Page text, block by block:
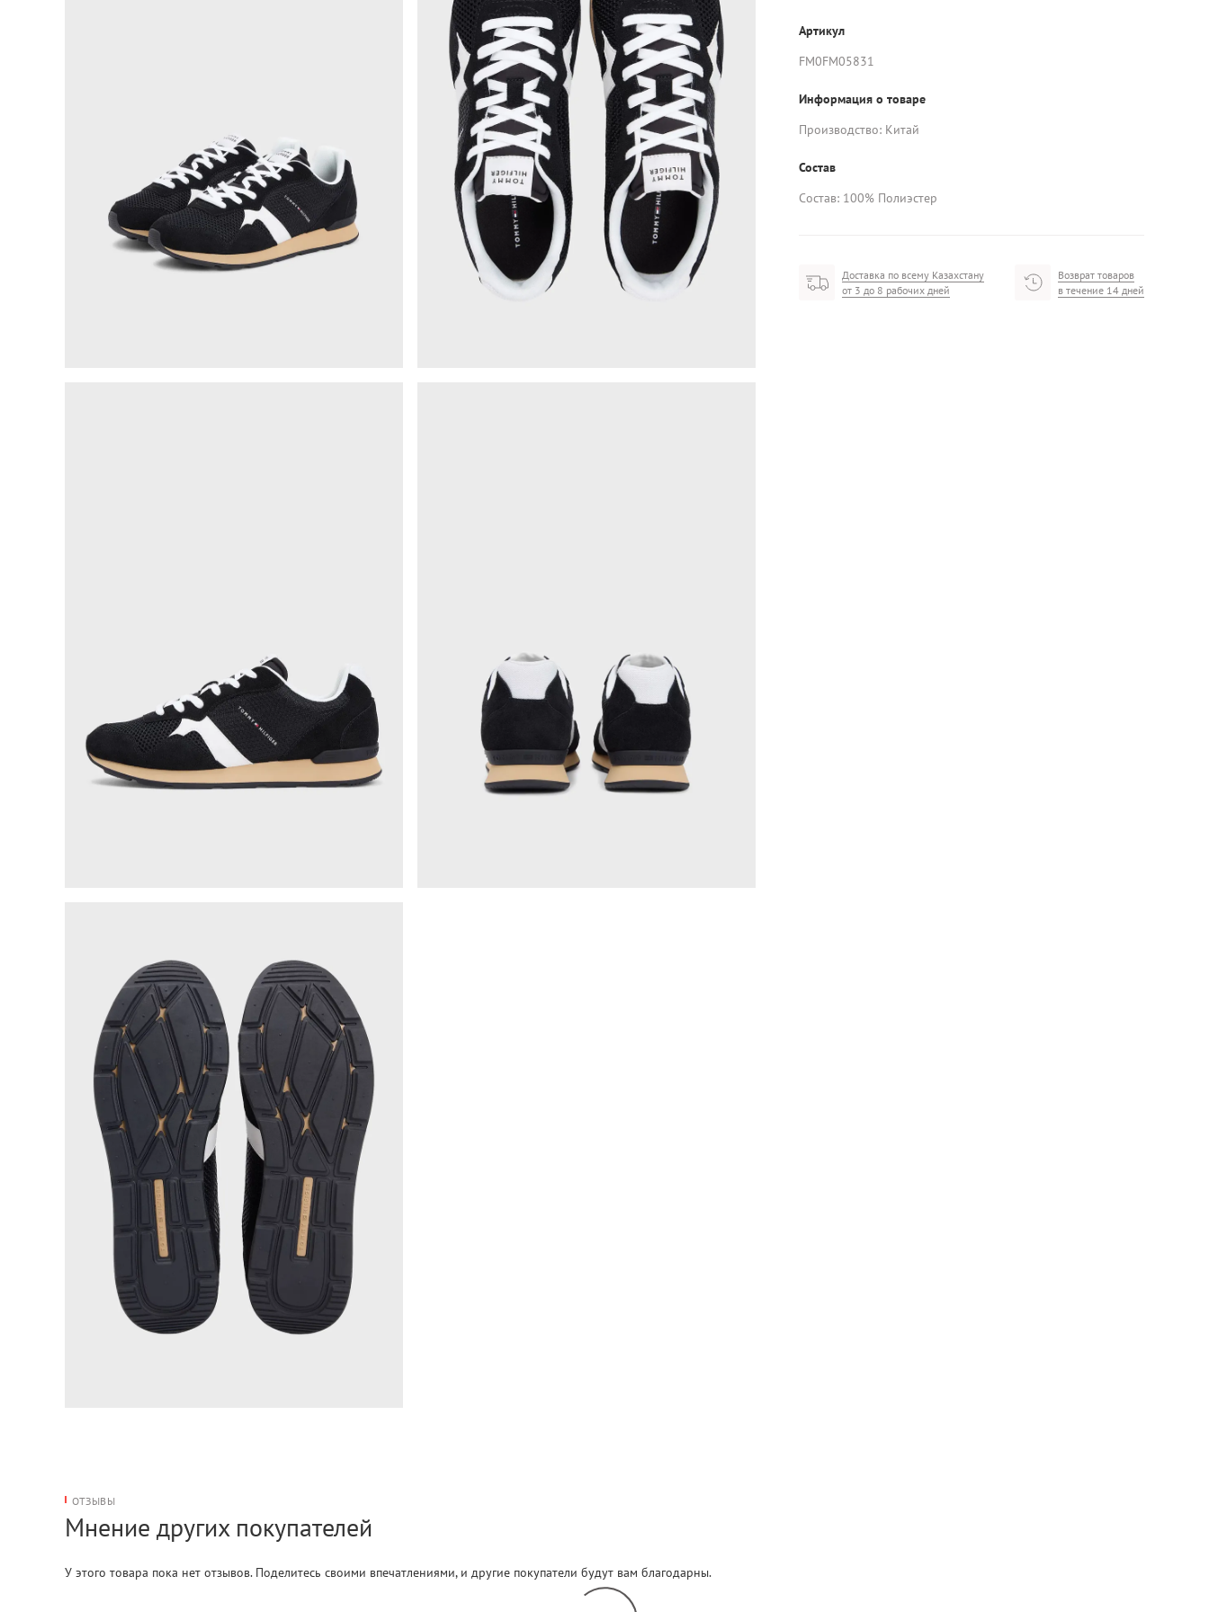
Артикул
FM0FM05831
Информация о товаре
Производство: Китай
Состав
Состав: 100% Полиэстер
Доставка по всему Казахстану
от 3 до 8 рабочих дней
Возврат товаров
в течение 14 дней
ОТЗЫВЫ
Мнение других покупателей
У этого товара пока нет отзывов. Поделитесь своими впечатлениями, и другие покупатели будут вам благодарны.